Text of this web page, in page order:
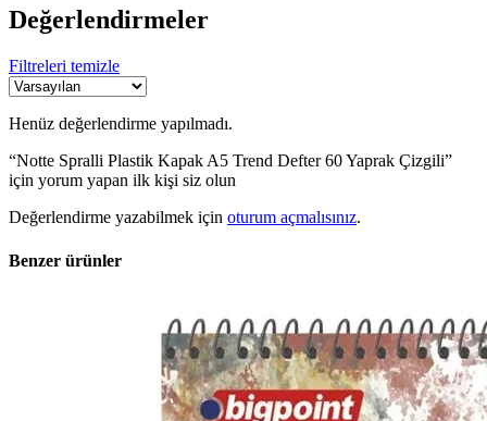
Değerlendirmeler
Filtreleri temizle
Henüz değerlendirme yapılmadı.
“Notte Spralli Plastik Kapak A5 Trend Defter 60 Yaprak Çizgili”
için yorum yapan ilk kişi siz olun
Değerlendirme yazabilmek için oturum açmalısınız.
Benzer ürünler